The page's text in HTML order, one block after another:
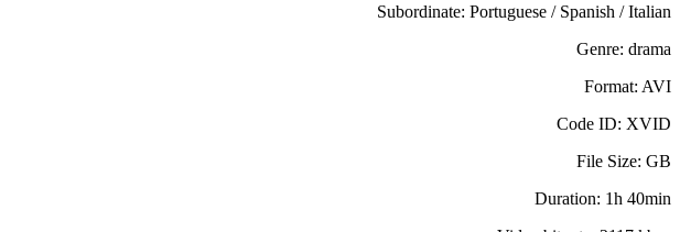
Subordinate: Portuguese / Spanish / Italian
Genre: drama
Format: AVI
Code ID: XVID
File Size: GB
Duration: 1h 40min